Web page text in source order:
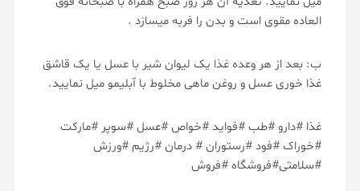
العاده مقوی است و بدن را فربه میسازد .
ب: بعد از هر وعده غذا یک لیوان شیر با عسل یا یک قاشق
غذا خوری عسل و روغن ماهی مخلوط با آبلیمو میل نمایید.
غذا #دارو #طب #فواید #خواص #عسل #سوپر #مارکت
#خوراک #فود #رستوران # درمان #رژیم #ورزش
#سلامتی#فروشگاه #فروش